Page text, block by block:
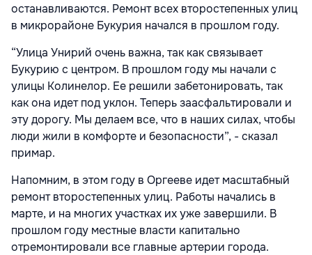
останавливаются. Ремонт всех второстепенных улиц
в микрорайоне Букурия начался в прошлом году.
“Улица Унирий очень важна, так как связывает
Букурию с центром. В прошлом году мы начали с
улицы Колинелор. Ее решили забетонировать, так
как она идет под уклон. Теперь заасфальтировали и
эту дорогу. Мы делаем все, что в наших силах, чтобы
люди жили в комфорте и безопасности”, - сказал
примар.
Напомним, в этом году в Оргееве идет масштабный
ремонт второстепенных улиц. Работы начались в
марте, и на многих участках их уже завершили. В
прошлом году местные власти капитально
отремонтировали все главные артерии города.